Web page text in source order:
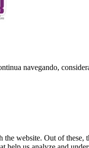
navegando,
website. Out of these,